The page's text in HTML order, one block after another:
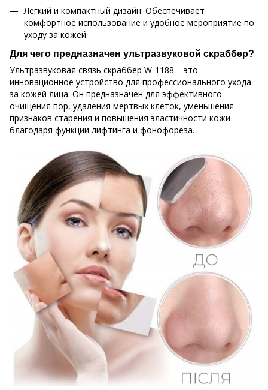
Легкий и компактный дизайн: Обеспечивает
комфортное использование и удобное мероприятие по
уходу за кожей.
Для чего предназначен ультразвуковой скраббер?
Ультразвуковая связь скраббер W-1188 – это
инновационное устройство для профессионального ухода
за кожей лица. Он предназначен для эффективного
очищения пор, удаления мертвых клеток, уменьшения
признаков старения и повышения эластичности кожи
благодаря функции лифтинга и фонофореза.